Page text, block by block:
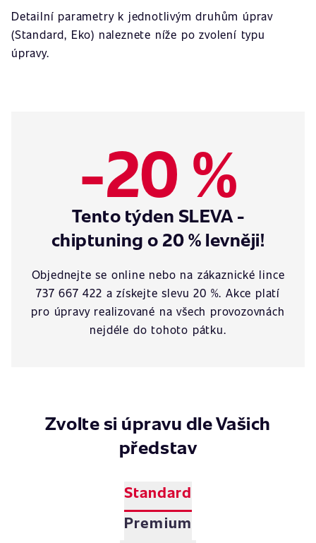
Detailní parametry k jednotlivým druhům úprav
(Standard, Eko) naleznete níže po zvolení typu
úpravy.
-20 %
Tento týden SLEVA -
chiptuning o 20 % levněji!
Objednejte se online nebo na zákaznické lince
737 667 422 a získejte slevu 20 %. Akce platí
pro úpravy realizované na všech provozovnách
nejdéle do tohoto pátku.
Zvolte si úpravu dle Vašich
představ
Standard
Premium